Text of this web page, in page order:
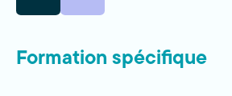
Formation spécifique